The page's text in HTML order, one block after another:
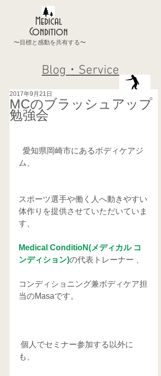
Medical
Condition
〜目標と感動を共有する〜
Blog・Service
MCのブラッシュアップ
勉強会
2017年9月21日
ム、
スポーツ選手や働く人へ動きやすい
体作りを提供させていただいていま
す、
Medical ConditioN(メディカル コ
ンディション)の代表トレーナー 、
コンディショニング兼ボディケア担
当のMasaです。
も、